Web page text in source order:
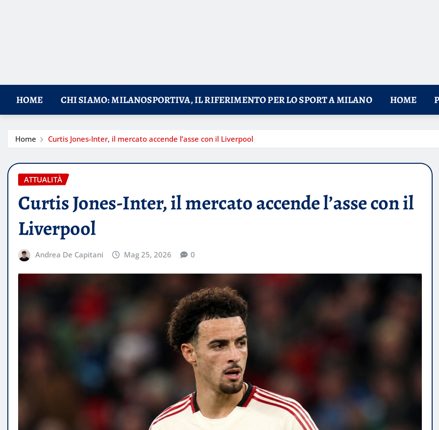
HOME CHI SIAMO: MILANOSPORTIVA, IL RIFERIMENTO PER LO SPORT A MILANO HOME
Home Curtis Jones-Inter, il mercato accende l’asse con il Liverpool
ATTUALITÀ
Curtis Jones-Inter, il mercato accende l’asse con il
Liverpool
Andrea De Capitani Mag 25, 2026 0